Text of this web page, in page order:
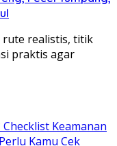
rute realistis, titik
praktis agar